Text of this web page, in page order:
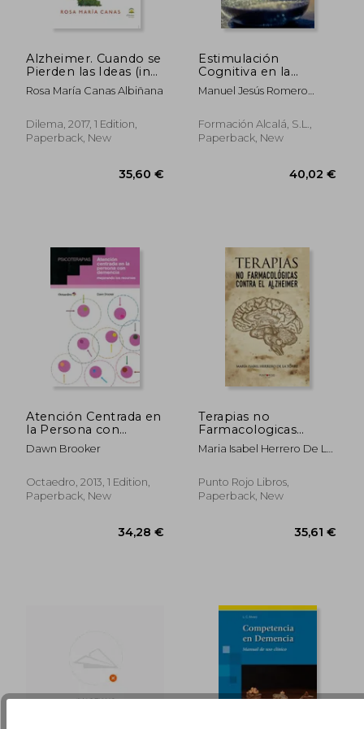
Alzheimer. Cuando se
Pierden las Ideas (in
Spanish)
Rosa María Canas Albiñana
Dilema, 2017, 1 Edition,
Paperback, New
Estimulación
Cognitiva en la
Enfermedad de
Alzheimer (in
Manuel Jesús Romero
Formación Alcalá, S.L.,
Paperback, New
Atención Centrada en
la Persona con
Demencia: Mejorando
los Recursos: 1
Spanish)
Dawn Brooker
Octaedro, 2013, 1 Edition,
Paperback, New
Terapias no
Farmacologicas
Contra el Alzheimer
(in Spanish)
Maria Isabel Herrero De La
Punto Rojo Libros,
Paperback, New